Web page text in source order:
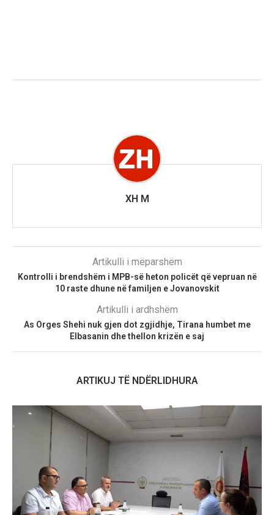
XH M
Artikulli i mëparshëm
Kontrolli i brendshëm i MPB-së heton policët që vepruan në
10 raste dhune në familjen e Jovanovskit
Artikulli i ardhshëm
As Orges Shehi nuk gjen dot zgjidhje, Tirana humbet me
Elbasanin dhe thellon krizën e saj
ARTIKUJ TË NDËRLIDHURA